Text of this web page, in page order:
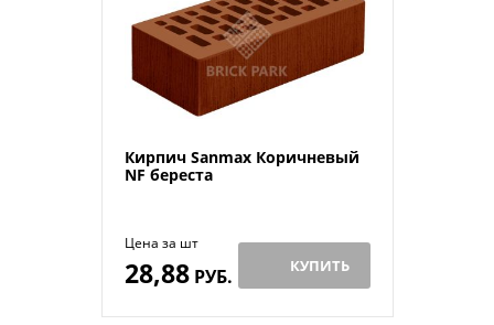
Кирпич Sanmax Коричневый
NF береста
Цена за шт
28,88РУБ. КУПИТЬ